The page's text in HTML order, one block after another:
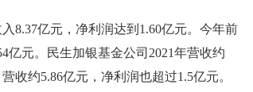
8.37亿元，净利润达到1.60亿元。今年前
亿元。民生加银基金公司2021年营收约
收约5.86亿元，净利润也超过1.5亿元。